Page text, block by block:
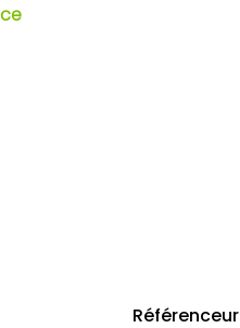
Référenceur